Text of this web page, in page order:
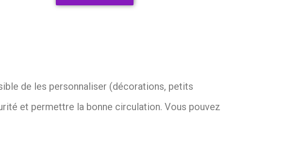
de les personnaliser (décorations, petits
et permettre la bonne circulation. Vous pouvez